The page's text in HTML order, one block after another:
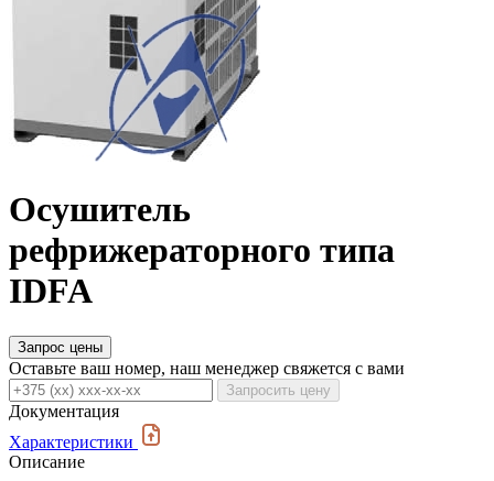
Осушитель
рефрижераторного типа
IDFA
Запрос цены
Оставьте ваш номер, наш менеджер свяжется с вами
Запросить цену
Документация
Характеристики
Описание